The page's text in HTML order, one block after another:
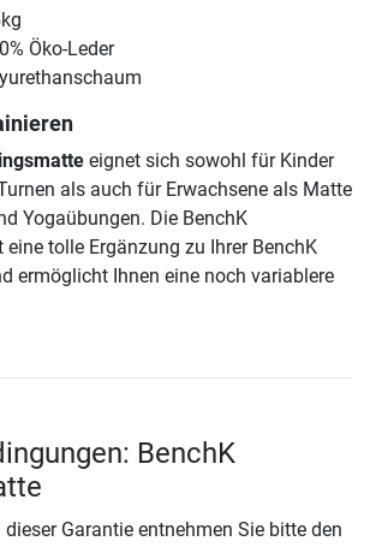
Öko-Leder
eignet sich sowohl für Kinder
als auch für Erwachsene als Matte
Yogaübungen. Die BenchK
tolle Ergänzung zu Ihrer BenchK
ermöglicht Ihnen eine noch variablere
BenchK
Garantie entnehmen Sie bitte den